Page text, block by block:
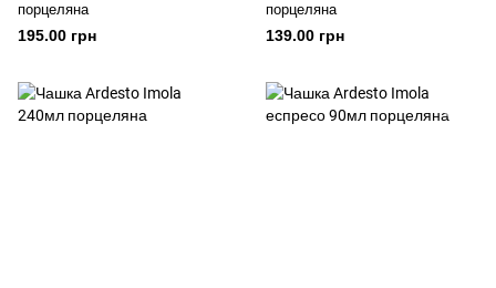
порцеляна
195.00 грн
порцеляна
139.00 грн